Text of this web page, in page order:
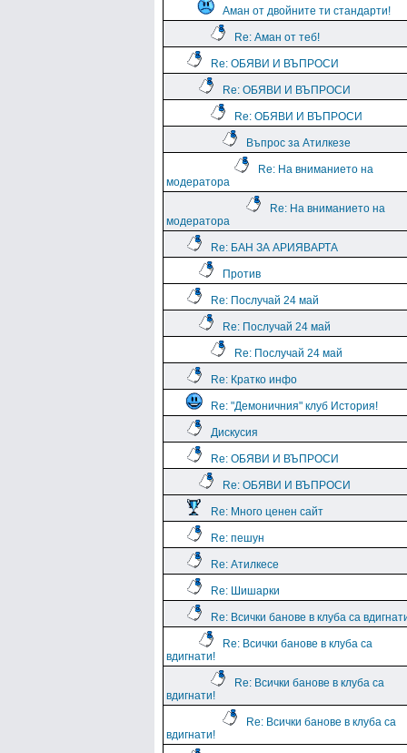
Аман от двойните ти стандарти!
Re: Аман от теб!
Re: ОБЯВИ И ВЪПРОСИ
Re: ОБЯВИ И ВЪПРОСИ
Re: ОБЯВИ И ВЪПРОСИ
Въпрос за Атилкезе
Re: На вниманието на
модератора
Re: На вниманието на
модератора
Re: БАН ЗА АРИЯВАРТА
Против
Re: Послучай 24 май
Re: Послучай 24 май
Re: Послучай 24 май
Re: Кратко инфо
Re: "Демоничния" клуб История!
Дискусия
Re: ОБЯВИ И ВЪПРОСИ
Re: ОБЯВИ И ВЪПРОСИ
Re: Много ценен сайт
Re: пешун
Re: Атилкесе
Re: Шишарки
Re: Всички банове в клуба са
Re: Всички банове в клуба са
вдигнати!
Re: Всички банове в клуба са
вдигнати!
Re: Всички банове в клуба са
вдигнати!